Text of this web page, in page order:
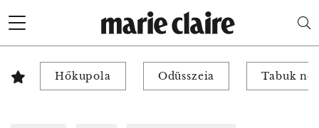
Hőkupola Odüsszeia Tabuk